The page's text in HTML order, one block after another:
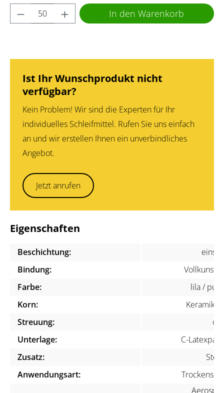
Produkt Anzahl: Gib den gewünschten
In den Warenkorb
Ist Ihr Wunschprodukt nicht
verfügbar?
Kein Problem! Wir sind die Experten für Ihr
individuelles Schleifmittel. Rufen Sie uns einfach
an und wir erstellen Ihnen ein unverbindliches
Angebot.
Jetzt anrufen
Eigenschaften
Beschichtung:
Bindung:
Farbe:
lila /
Korn:
Streuung:
Unterlage:
C-
Zusatz:
Anwendungsart: